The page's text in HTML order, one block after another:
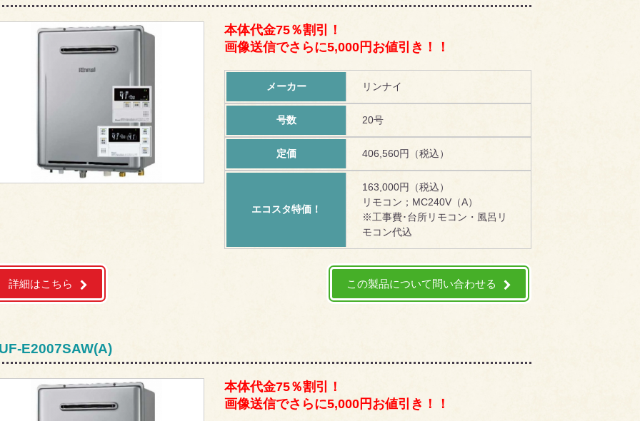
本体代金75％割引！
画像送信でさらに5,000円お値引き！！
メーカー リンナイ
号数 20号
定価 406,560円（税込）
エコスタ特価！
163,000円（税込）
リモコン；MC240V（A）
※工事費･台所リモコン・風呂リ
モコン代込
詳細はこちら この製品について問い合わせる
E2007SAW(A)
本体代金75％割引！
画像送信でさらに5,000円お値引き！！